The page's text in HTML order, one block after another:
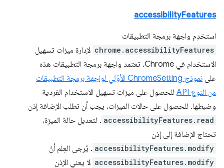
accessibilityFeatures
استخدِم واجهة برمجة التطبيقات
chrome.accessibilityFeatures لإدارة ميزات تسهيل
الاستخدام في Chrome. تعتمد واجهة برمجة التطبيقات هذه
على
نموذج ChromeSetting الأوّلي لواجهة برمجة التطبيقات
من النوع API
للحصول على ميزات تسهيل الاستخدام الفردية
وضبطها. للحصول على حالات الميزات، يجب أن تطلب الإضافة إذن
accessibilityFeatures.read . لتعديل حالة الميزة،
تحتاج الإضافة إلى إذن
accessibilityFeatures.modify . يُرجى العِلم أنّ
accessibilityFeatures.modify لا يعني الإذن